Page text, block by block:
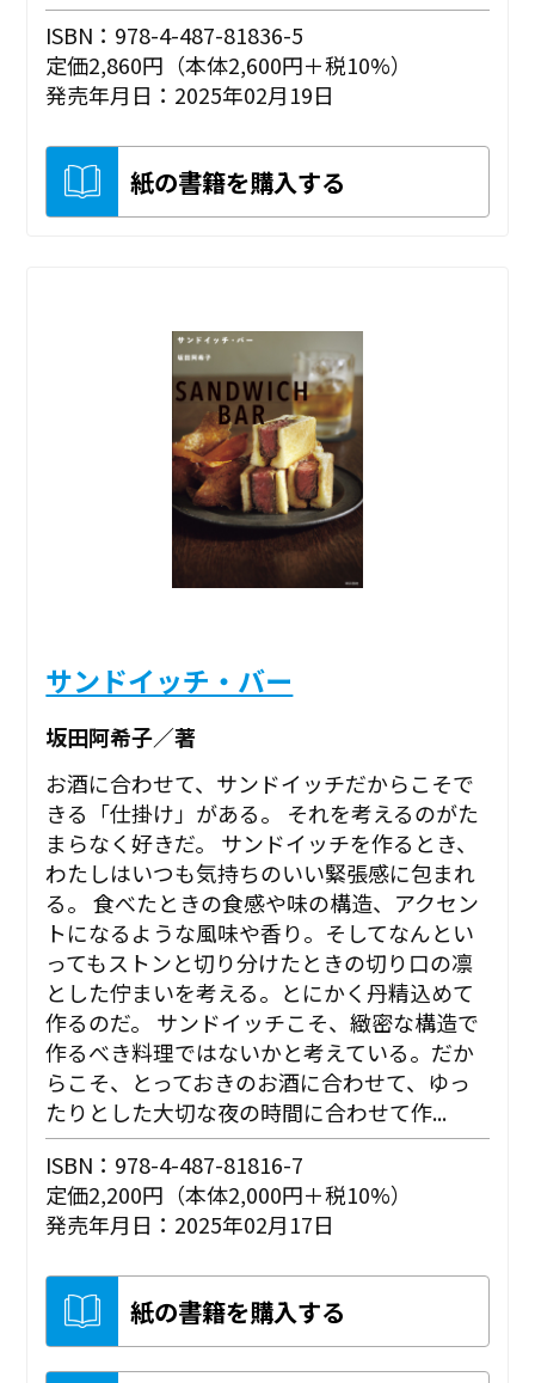
ISBN：978-4-487-81836-5
定価2,860円（本体2,600円＋税10%）
発売年月日：2025年02月19日
紙の書籍を購入する
サンドイッチ・バー
坂田阿希子／著
お酒に合わせて、サンドイッチだからこそで
きる「仕掛け」がある。 それを考えるのがた
まらなく好きだ。 サンドイッチを作るとき、
わたしはいつも気持ちのいい緊張感に包まれ
る。 食べたときの食感や味の構造、アクセン
トになるような風味や香り。そしてなんとい
ってもストンと切り分けたときの切り口の凛
とした佇まいを考える。とにかく丹精込めて
作るのだ。 サンドイッチこそ、緻密な構造で
作るべき料理ではないかと考えている。だか
らこそ、とっておきのお酒に合わせて、ゆっ
たりとした大切な夜の時間に合わせて作...
ISBN：978-4-487-81816-7
定価2,200円（本体2,000円＋税10%）
発売年月日：2025年02月17日
紙の書籍を購入する